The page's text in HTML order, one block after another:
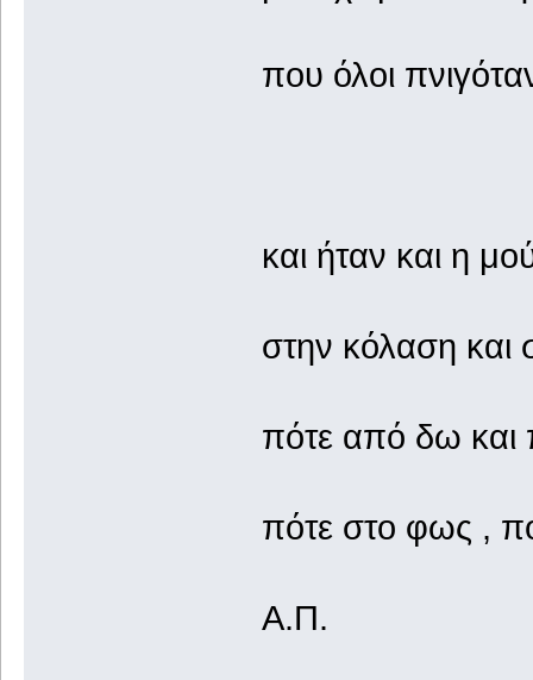
που όλοι
και ήταν και η
στην κόλαση και
πότε από δω και
πότε στο φως ,
Α.Π.